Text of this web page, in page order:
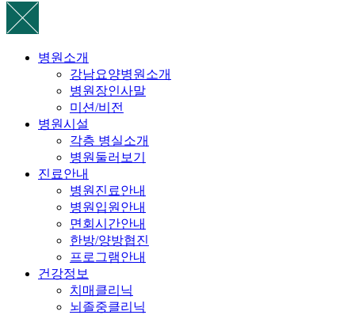
병원소개
강남요양병원소개
병원장인사말
미션/비전
병원시설
각층 병실소개
병원둘러보기
진료안내
병원진료안내
병원입원안내
면회시간안내
한방/양방협진
프로그램안내
건강정보
치매클리닉
뇌졸중클리닉